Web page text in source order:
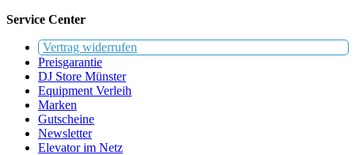
Service Center
Vertrag widerrufen
Preisgarantie
DJ Store Münster
Equipment Verleih
Marken
Gutscheine
Newsletter
Elevator im Netz